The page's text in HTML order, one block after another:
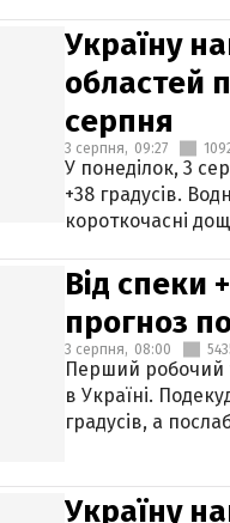
Україну
областей
серпня
3 серпня, 09:27
У понеділок, 3
+38 градусів.
короткочасні
Від спеки
прогноз
3 серпня, 08:00
Перший робочий
в Україні.
градусів, а
Україну